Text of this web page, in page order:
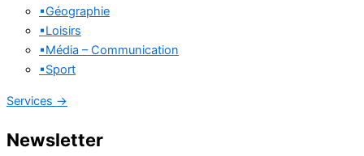
▪Géographie
▪Loisirs
▪Média – Communication
▪Sport
Services →
Newsletter